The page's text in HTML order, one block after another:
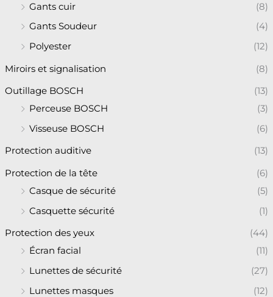
Gants cuir
(8)
Gants Soudeur
(4)
Polyester
(12)
Miroirs et signalisation (8)
Outillage BOSCH
(13)
Perceuse BOSCH
(3)
Visseuse BOSCH
(6)
Protection auditive (13)
Protection de la tête
(6)
Casque de sécurité
(5)
Casquette sécurité
(1)
Protection des yeux
(44)
Écran facial
(11)
Lunettes de sécurité
(27)
Lunettes masques
(12)